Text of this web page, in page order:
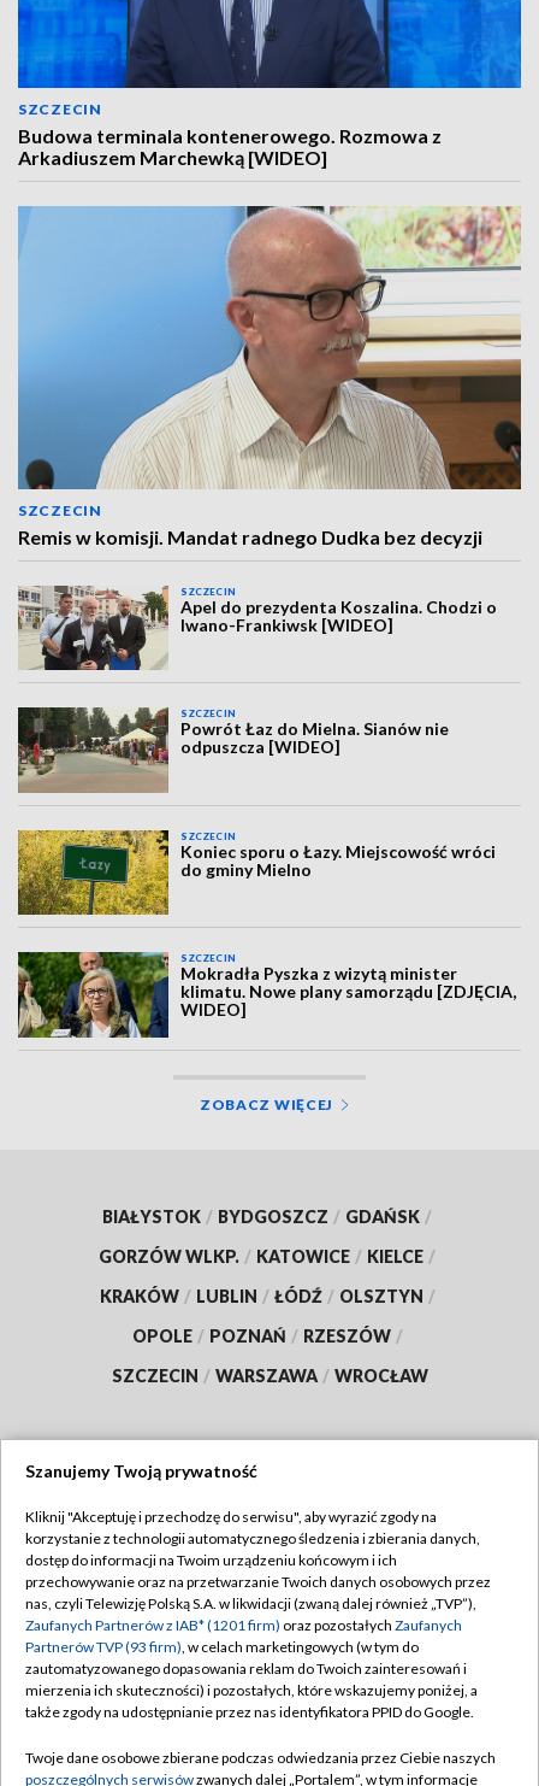
SZCZECIN
Budowa terminala kontenerowego. Rozmowa z
Arkadiuszem Marchewką [WIDEO]
SZCZECIN
Remis w komisji. Mandat radnego Dudka bez decyzji
SZCZECIN
Apel do prezydenta Koszalina. Chodzi o
Iwano-Frankiwsk [WIDEO]
SZCZECIN
Powrót Łaz do Mielna. Sianów nie
odpuszcza [WIDEO]
SZCZECIN
Koniec sporu o Łazy. Miejscowość wróci
do gminy Mielno
SZCZECIN
Mokradła Pyszka z wizytą minister
klimatu. Nowe plany samorządu [ZDJĘCIA,
WIDEO]
ZOBACZ WIĘCEJ
BIAŁYSTOK / BYDGOSZCZ / GDAŃSK /
GORZÓW WLKP. / KATOWICE / KIELCE /
KRAKÓW / LUBLIN / ŁÓDŹ / OLSZTYN /
OPOLE / POZNAŃ / RZESZÓW /
SZCZECIN / WARSZAWA / WROCŁAW
TVP
Abonament TVP
Emisja w TVP
Centrum informacji TVP
Naziemna Telewizja Cyfrowa
Rada Programowa
Regulamin TVP
Polityka prywatności
Moje zgody
Pomoc
Szanujemy Twoją prywatność
Kliknij "Akceptuję i przechodzę do serwisu", aby wyrazić zgody na
korzystanie z technologii automatycznego śledzenia i zbierania danych,
dostęp do informacji na Twoim urządzeniu końcowym i ich
przechowywanie oraz na przetwarzanie Twoich danych osobowych przez
nas, czyli Telewizję Polską S.A. w likwidacji (zwaną dalej również „TVP”),
Zaufanych Partnerów z IAB* (1201 firm) oraz pozostałych Zaufanych
Partnerów TVP (93 firm), w celach marketingowych (w tym do
zautomatyzowanego dopasowania reklam do Twoich zainteresowań i
mierzenia ich skuteczności) i pozostałych, które wskazujemy poniżej, a
także zgody na udostępnianie przez nas identyfikatora PPID do Google.
Twoje dane osobowe zbierane podczas odwiedzania przez Ciebie naszych
poszczególnych serwisówzwanych dalej „Portalem”, w tym informacje